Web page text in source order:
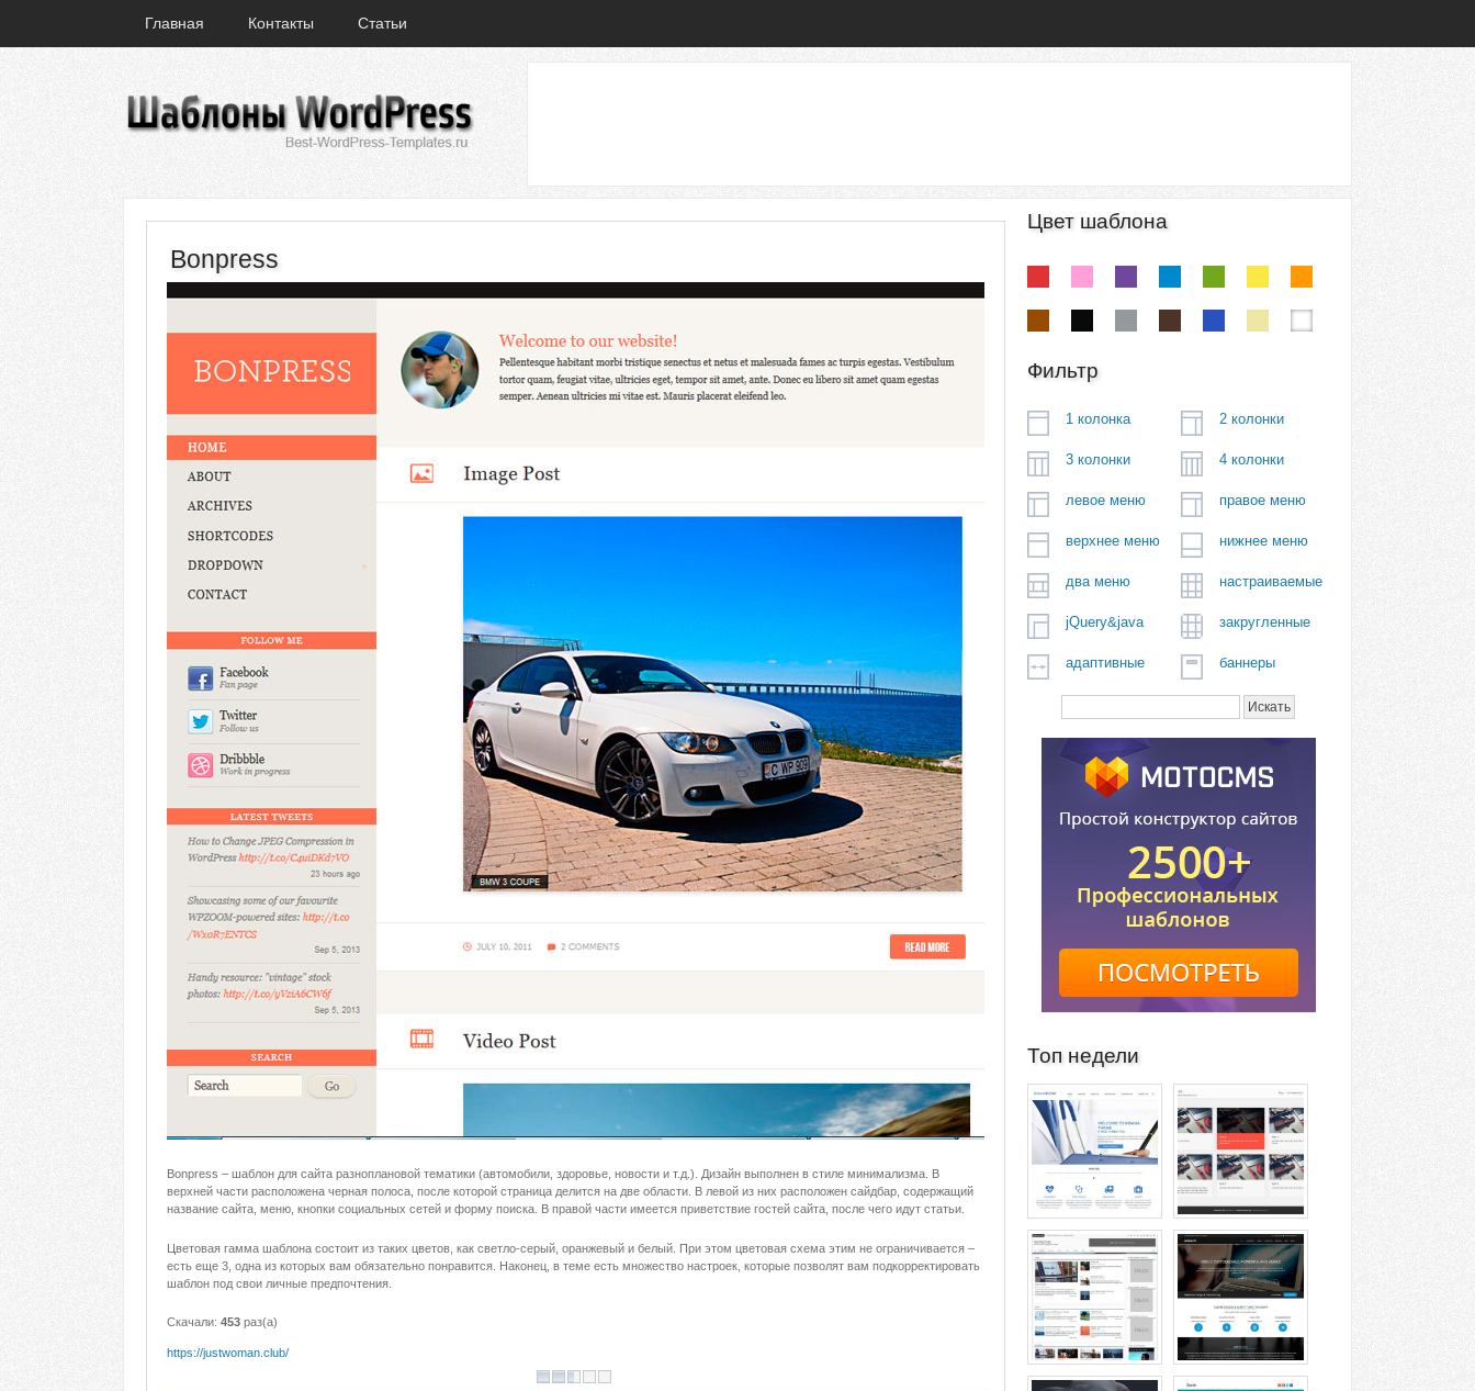
Главная Контакты Статьи
Bonpress
Bonpress – шаблон для сайта разноплановой тематики (автомобили, здоровье, новости и т.д.). Дизайн выполнен в стиле минимализма. В
верхней части расположена черная полоса, после которой страница делится на две области. В левой из них расположен сайдбар, содержащий
название сайта, меню, кнопки социальных сетей и форму поиска. В правой части имеется приветствие гостей сайта, после чего идут статьи.
Цветовая гамма шаблона состоит из таких цветов, как светло-серый, оранжевый и белый. При этом цветовая схема этим не ограничивается –
есть еще 3, одна из которых вам обязательно понравится. Наконец, в теме есть множество настроек, которые позволят вам подкорректировать
шаблон под свои личные предпочтения.
Скачали: 453 раз(а)
https://justwoman.club/
Цвет шаблона
Фильтр
1 колонка 2 колонки
3 колонки 4 колонки
левое меню правое меню
верхнее меню нижнее меню
два меню настраиваемые
jQuery&java закругленные
адаптивные баннеры
Топ недели